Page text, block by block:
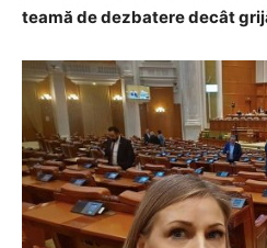
teamă de dezbatere decât